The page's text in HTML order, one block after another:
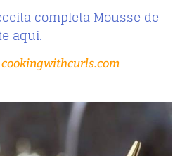
completa Mousse de
aqui.